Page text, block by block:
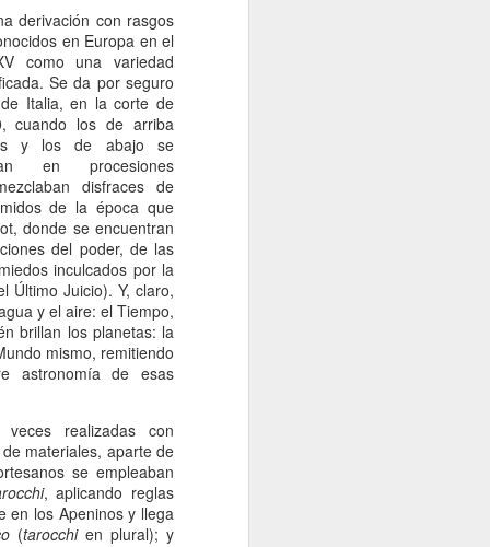
derivación con rasgos
en Europa en el
como una variedad
Se da por seguro
Italia, en la corte de
cuando los de arriba
y los de abajo se
en procesiones
disfraces de
de la época que
donde se encuentran
del poder, de las
inculcados por la
Último Juicio). Y, claro,
y el aire: el Tiempo,
brillan los planetas: la
mismo, remitiendo
astronomía de esas
realizadas con
materiales, aparte de
se empleaban
, aplicando reglas
en los Apeninos y llega
(tarocchien plural); y